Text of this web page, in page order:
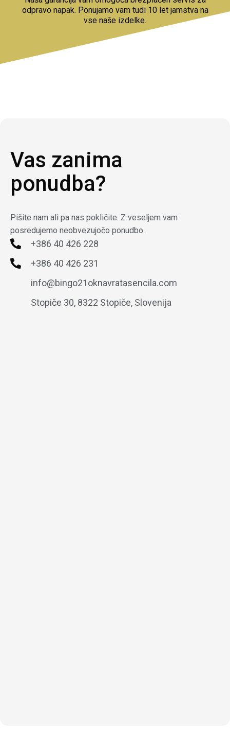
odpravo napak. Ponujamo vam tudi 10 let jamstva na
vse naše izdelke.
Vas zanima
ponudba?
Pišite nam ali pa nas pokličite. Z veseljem vam
posredujemo neobvezujočo ponudbo.
+386 40 426 228
+386 40 426 231
info@bingo21oknavratasencila.com
Stopiče 30, 8322 Stopiče, Slovenija